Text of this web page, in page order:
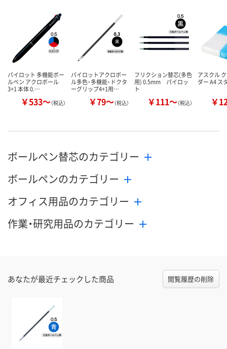
パイロット 多機能ボー
ルペン アクロボール
3+1 本体 0.…
￥533～（税込）
パイロットアクロボー
ル多色・多機能・ドクタ
ーグリップ4+1用…
￥79～（税込）
フリクション替芯(多色
用) 0.5mm パイロッ
ト
￥111～（税込）
アスクル
ダー A4 ス
￥
ボールペン替芯のカテゴリー
ボールペンのカテゴリー
オフィス用品のカテゴリー
作業・研究用品のカテゴリー
あなたが最近チェックした商品 閲覧履歴の削除